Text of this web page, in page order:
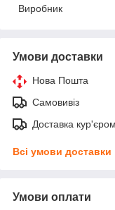
Виробник
Умови доставки
Нова Пошта
Самовивіз
Доставка
Всі умови доставки
Умови оплати